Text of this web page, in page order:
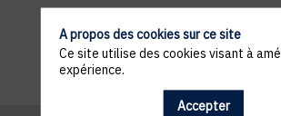
Effacer tous les filtres
A propos des cookies sur ce site
Ce site utilise des cookies visant à
expérience.
Accepter